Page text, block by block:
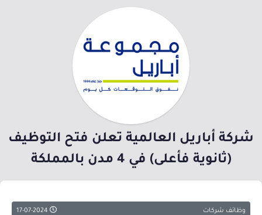
شركة أباريل العالمية تعلن فتح التوظيف
(ثانوية فأعلى) في 4 مدن بالمملكة
وظائف شركات